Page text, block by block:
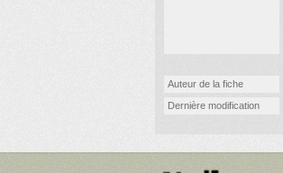
Auteur de la fiche
Dernière modification